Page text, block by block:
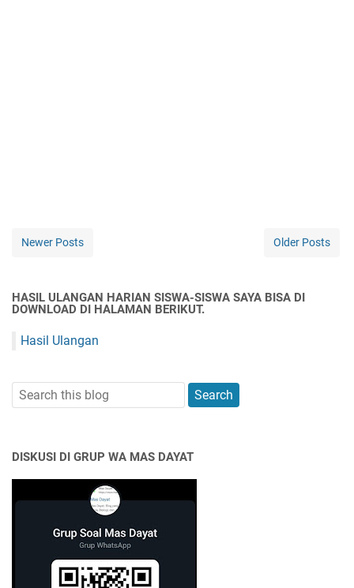
Newer Posts Older Posts
HASIL ULANGAN HARIAN SISWA-SISWA SAYA BISA DI
DOWNLOAD DI HALAMAN BERIKUT.
Hasil Ulangan
DISKUSI DI GRUP WA MAS DAYAT